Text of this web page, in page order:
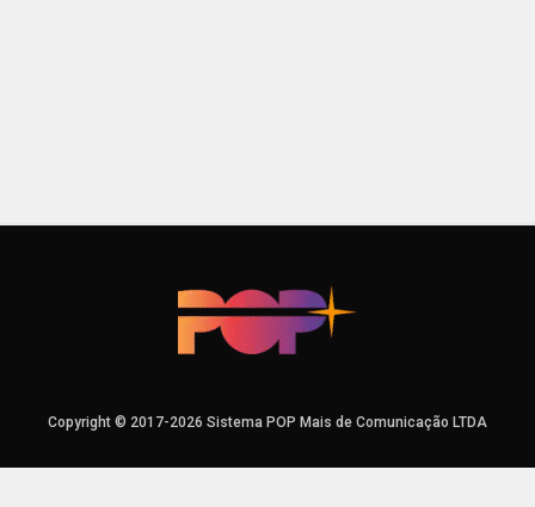
Copyright © 2017-2026 Sistema POP Mais de Comunicação LTDA